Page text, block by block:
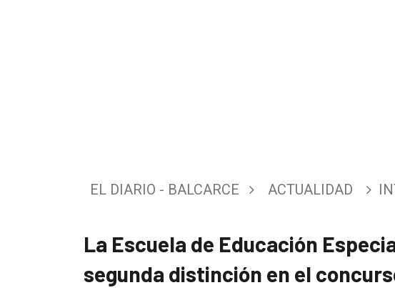
Entrevistas
EL DIARIO - BALCARCE ACTUALIDAD
La Escuela de Educación
segunda distinción en el